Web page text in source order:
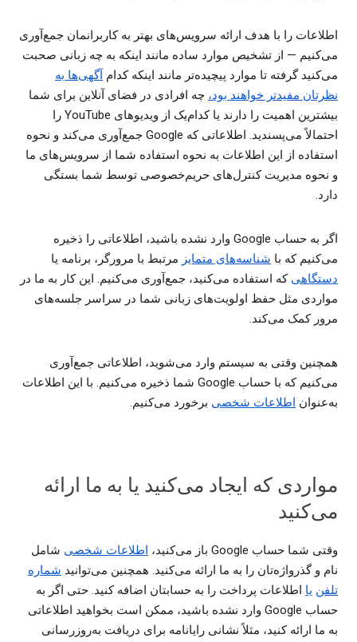
اطلاعات را با هدف ارائه سرویس‌های بهتر به کاربرانمان جمع‌آوری
می‌کنیم — از تشخیص موارد ساده مانند اینکه به چه زبانی صحبت
می‌کنید گرفته تا موارد پیچیده‌تر مانند اینکه کدام آگهی‌ها به
نظرتان مفیدتر خواهند بود، چه افرادی در فضای آنلاین برای شما
بیشترین اهمیت را دارند یا کدام‌یک از ویدیوهای YouTube را
احتمالاً می‌پسندید. اطلاعاتی که Google جمع‌آوری می‌کند و نحوه
استفاده از این اطلاعات به نحوه استفاده شما از سرویس‌های ما
و نحوه مدیریت کنترل‌های حریم‌خصوصی توسط شما بستگی
دارد.
اگر به حساب Google وارد نشده باشید، اطلاعاتی را ذخیره
می‌کنیم که با شناسه‌های متمایز مرتبط با مرورگر، برنامه یا
دستگاهی که استفاده می‌کنید، جمع‌آوری می‌کنیم. این کار به ما در
مواردی مثل حفظ اولویت‌های زبانی شما در سراسر جلسه‌های
مرور کمک می‌کند.
همچنین وقتی به سیستم وارد می‌شوید، اطلاعاتی جمع‌آوری
می‌کنیم که با حساب Google شما ذخیره می‌کنیم. با این اطلاعات
به‌عنوان اطلاعات شخصی برخورد می‌کنیم.
مواردی که ایجاد می‌کنید یا به ما ارائه
می‌کنید
وقتی شما حساب Google باز می‌کنید، اطلاعات شخصی شامل
نام و گذرواژه‌تان را به ما ارائه می‌کنید. همچنین می‌توانید شماره
تلفن یا اطلاعات پرداخت را به حسابتان اضافه کنید. حتی اگر به
حساب Google وارد نشده باشید، ممکن است بخواهید اطلاعاتی
به ما ارائه کنید، مثلاً نشانی رایانامه برای دریافت به‌روزرسانی